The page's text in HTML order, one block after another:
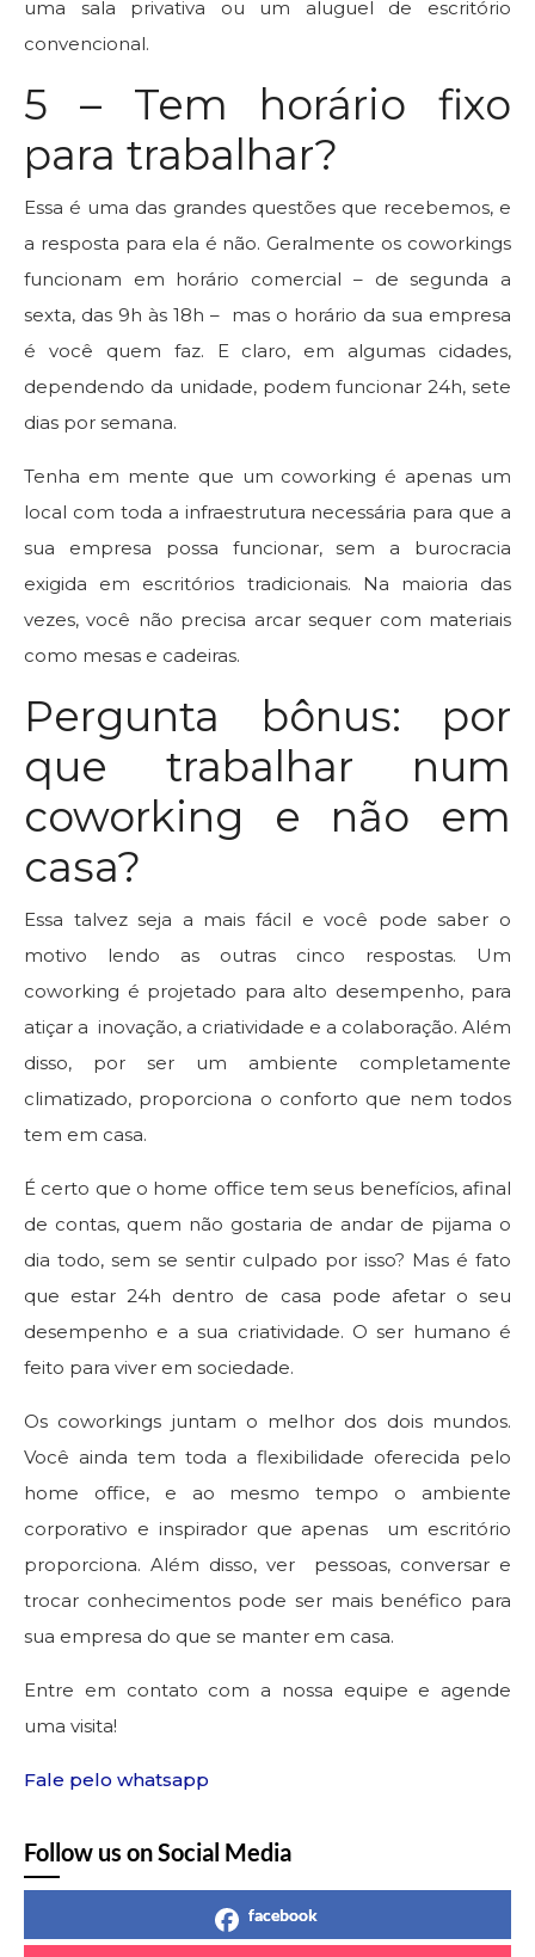
uma sala privativa ou um aluguel de escritório
convencional.
5 – Tem horário fixo
para trabalhar?
Essa é uma das grandes questões que recebemos, e
a resposta para ela é não. Geralmente os coworkings
funcionam em horário comercial – de segunda a
sexta, das 9h às 18h – mas o horário da sua empresa
é você quem faz. E claro, em algumas cidades,
dependendo da unidade, podem funcionar 24h, sete
dias por semana.
Tenha em mente que um coworking é apenas um
local com toda a infraestrutura necessária para que a
sua empresa possa funcionar, sem a burocracia
exigida em escritórios tradicionais. Na maioria das
vezes, você não precisa arcar sequer com materiais
como mesas e cadeiras.
Pergunta bônus: por
que trabalhar num
coworking e não em
casa?
Essa talvez seja a mais fácil e você pode saber o
motivo lendo as outras cinco respostas. Um
coworking é projetado para alto desempenho, para
atiçar a inovação, a criatividade e a colaboração. Além
disso, por ser um ambiente completamente
climatizado, proporciona o conforto que nem todos
tem em casa.
É certo que o home office tem seus benefícios, afinal
de contas, quem não gostaria de andar de pijama o
dia todo, sem se sentir culpado por isso? Mas é fato
que estar 24h dentro de casa pode afetar o seu
desempenho e a sua criatividade. O ser humano é
feito para viver em sociedade.
Os coworkings juntam o melhor dos dois mundos.
Você ainda tem toda a flexibilidade oferecida pelo
home office, e ao mesmo tempo o ambiente
corporativo e inspirador que apenas um escritório
proporciona. Além disso, ver pessoas, conversar e
trocar conhecimentos pode ser mais benéfico para
sua empresa do que se manter em casa.
Entre em contato com a nossa equipe e agende
uma visita!
Fale pelo whatsapp
Follow us on Social Media
facebook